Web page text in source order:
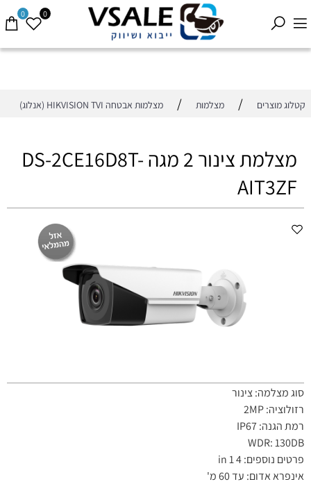
0 0
קטלוג מוצרים / מצלמות / מצלמות אבטחה HIKVISION TVI (אנלוג)
מצלמת צינור 2 מגה DS-2CE16D8T-
AIT3ZF
סוג מצלמה: צינור
רזולוציה: 2MP
רמת הגנה: IP67
WDR: 130DB
פרטים נוספים: 4 in 1
אינפרא אדום: עד 60 מ'